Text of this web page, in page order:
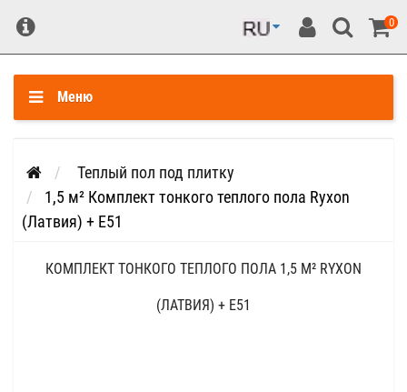
0
Меню
Теплый пол под плитку
1,5 м² Комплект тонкого теплого пола Ryxon
(Латвия) + E51
КОМПЛЕКТ ТОНКОГО ТЕПЛОГО ПОЛА 1,5 М² RYXON
(ЛАТВИЯ) + E51